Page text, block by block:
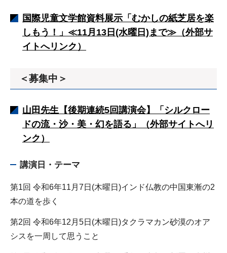
国際児童文学館資料展示「むかしの紙芝居を楽
しもう！」≪11月13日(水曜日)まで≫（外部サ
イトへリンク）
＜募集中＞
山田先生【後期連続5回講演会】「シルクロー
ドの流・沙・美・幻を語る」（外部サイトへリ
ンク）
講演日・テーマ
第1回 令和6年11月7日(木曜日)インド仏教の中国東漸の2
本の道を歩く
第2回 令和6年12月5日(木曜日)タクラマカン砂漠のオア
シスを一周して思うこと